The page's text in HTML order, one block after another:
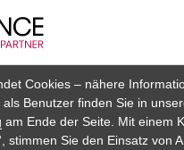
Group
Cookies – nähere
Benutzer finden Sie in
am Ende der Seite. Mit einem
stimmen Sie den Einsatz von